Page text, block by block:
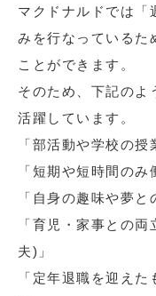
マクドナルドでは「
みを行なっているた
ことができます。
そのため、下記のよ
活躍しています。
「部活動や学校の授
「短期や短時間のみ
「自身の趣味や夢
「育児・家事との
夫)」
「定年退職を迎え